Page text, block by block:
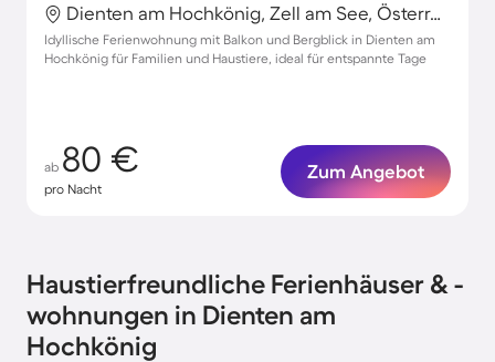
Dienten am Hochkönig, Zell am See, Österreich
Idyllische Ferienwohnung mit Balkon und Bergblick in Dienten am
Hochkönig für Familien und Haustiere, ideal für entspannte Tage
ab 80 €
pro Nacht
Zum Angebot
Haustierfreundliche Ferienhäuser & -
wohnungen in Dienten am
Hochkönig